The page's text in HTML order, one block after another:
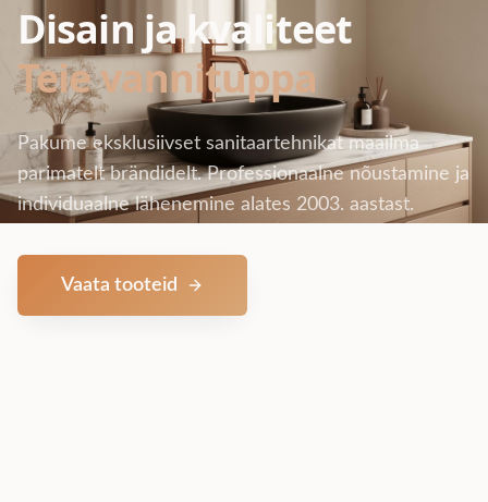
Disain ja kvaliteet
Teie vannituppa
Pakume eksklusiivset sanitaartehnikat maailma
parimatelt brändidelt. Professionaalne nõustamine ja
individuaalne lähenemine alates 2003. aastast.
Vaata tooteid